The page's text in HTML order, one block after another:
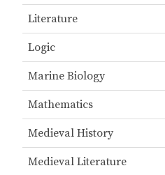
Literature
Logic
Marine Biology
Mathematics
Medieval History
Medieval Literature